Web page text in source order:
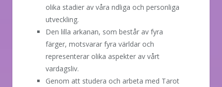
olika stadier av våra ndliga och personliga
utveckling.
Den lilla arkanan, som består av fyra
färger, motsvarar fyra världar och
representerar olika aspekter av vårt
vardagsliv.
Genom att studera och arbeta med Tarot